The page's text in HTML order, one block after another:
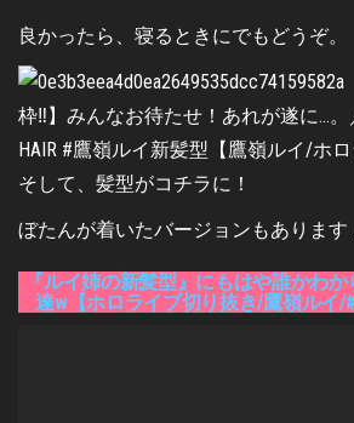
良かったら、寝るときにでもどうぞ。
そして、髪型がコチラに！
ぼたんが着いたバージョンもあります
『ルイ姉の新髪型』にもはや誰かわ
達w【ホロライブ切り抜き/鷹嶺ルイ/